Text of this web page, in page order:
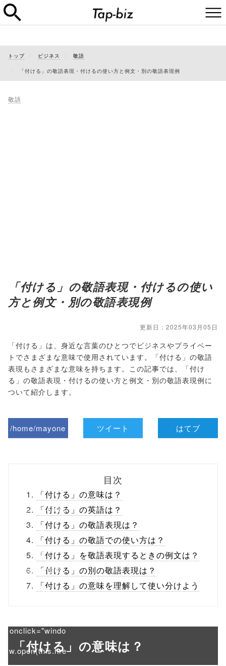
トップ ビジネス 敬語
「付ける」の敬語表現・付けるの使い方と例文・別の敬語表現例
敬語
「付ける」の敬語表現・付けるの使い
方と例文・別の敬語表現例
更新日：2025年03月05日
「付ける」は、身近な言葉のひとつでビジネスやプライベー
トでさまざまな意味で使用されています。「付ける」の敬語
表現もさまざまな意味を持ちます。この記事では、「付け
る」の敬語表現・付けるの使い方と例文・別の敬語表現例に
ついて紹介します。
/home/mayone
ml/wp-
content/themes
/tapbiz_theme/
parts/sns-
buttons.php on
line10
onclick="windo
w.open(this.hre
ツイート はてブ
目次
「付ける」の意味は？
「付ける」の英語は？
「付ける」の敬語表現は？
「付ける」の敬語での使い方は？
「付ける」を敬語表現するときの例文は？
「付ける」の別の敬語表現は？
「付ける」の意味を理解して使い分けよう
「付ける」の意味は？